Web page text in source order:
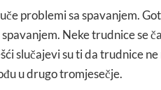
problemi sa spavanjem.
Neke trudnice se
slučajevi su ti da trudnice
u drugo tromjesečje.